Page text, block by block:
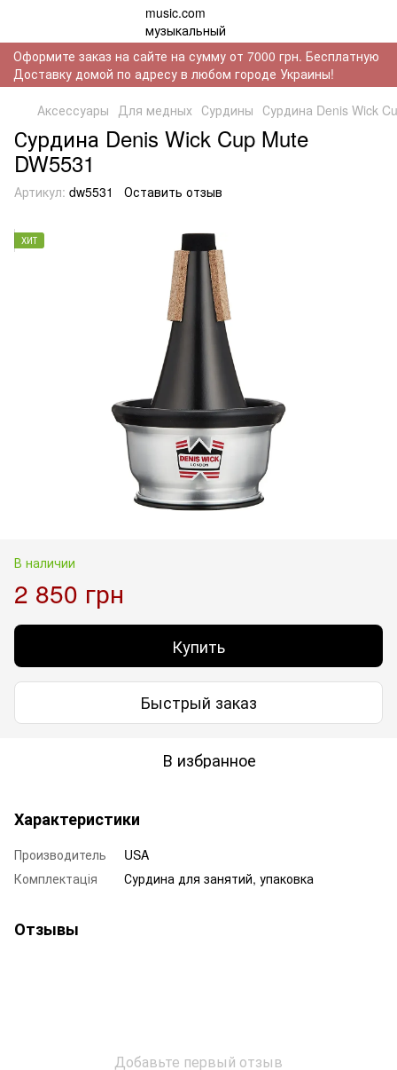
Оформите заказ на сайте на сумму от 7000 грн. Бесплатную
Доставку домой по адресу в любом городе Украины!
Аксессуары Для медных Сурдины Сурдина Denis Wick
Сурдина Denis Wick Cup Mute
DW5531
Артикул: dw5531 Оставить отзыв
ХИТ
В наличии
2 850 грн
Купить
Быстрый заказ
В избранное
Характеристики
Производитель
USA
Комплектація
Сурдина для занятий, упаковка
Отзывы
Добавьте первый отзыв